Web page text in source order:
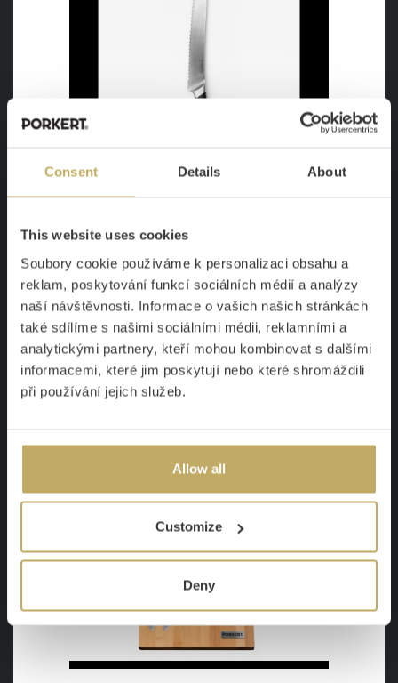
Consent Details About
This website uses cookies
Soubory cookie používáme k personalizaci obsahu a
reklam, poskytování funkcí sociálních médií a analýzy
naší návštěvnosti. Informace o vašich našich stránkách
také sdílíme s našimi sociálními médii, reklamními a
analytickými partnery, kteří mohou kombinovat s dalšími
informacemi, které jim poskytují nebo které shromáždili
při používání jejich služeb.
Allow all
Customize
Deny
To pravé na křupavou kůrku čerstvého
chleba
722 Kč
599 Kč
Skladem
DETAIL